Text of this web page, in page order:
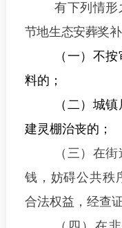
有下列情形
节地生态安葬奖补
（一）不按
料的 ；
（二） 城镇
建灵棚治丧的 ；
（三）在
钱，妨碍公共秩
合法权益，经查